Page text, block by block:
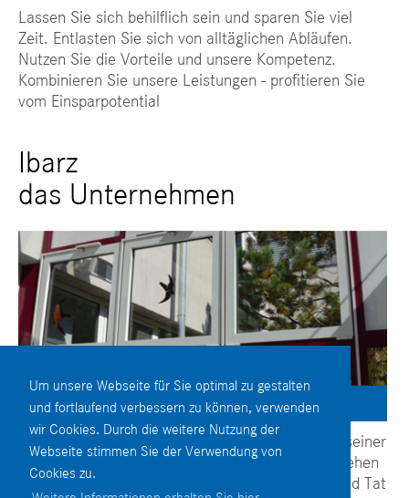
Um unsere Webseite für Sie optimal zu gestalten
und fortlaufend verbessern zu können, verwenden
wir Cookies. Durch die weitere Nutzung der
Webseite stimmen Sie der Verwendung von
Cookies zu.
Lassen Sie sich behilflich sein und sparen Sie viel
Zeit. Entlasten Sie sich von alltäglichen Abläufen.
Nutzen Sie die Vorteile und unsere Kompetenz.
Kombinieren Sie unsere Leistungen - profitieren Sie
vom Einsparpotential
Ibarz
das Unternehmen
Seit über 60 Jahren genießt Ibarz das Vertrauen seiner
regionalen Kunden. Wir beraten Sie gerne und stehen
Ihnen jederzeit kompetent und schnell mit Rat und Tat